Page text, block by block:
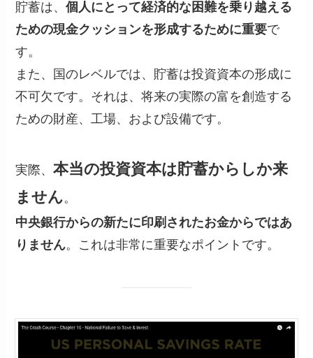
貯蓄は、個人にとって経済的な困難を乗り越える
ための現金クッションを形成するために重要で
す。
また、国のレベルでは、貯蓄は投資資本の形成に
不可欠です。それは、将来の実際の富を創造する
ための財産、工場、および設備です。
実際、本当の投資資本は貯蓄からしか来
ません。
中央銀行からの新たに印刷されたお金からではあ
りません。これは非常に重要なポイントです。